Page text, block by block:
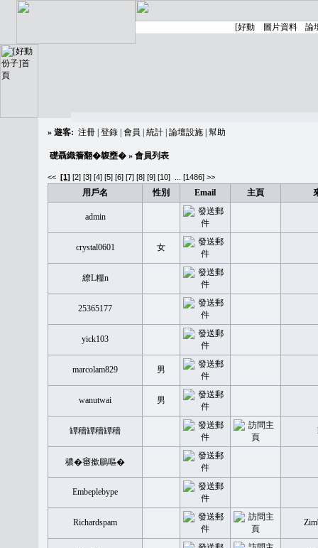
» 遊客: 注冊 登錄 會員 統計 論壇設施 幫助
礎聶織簷翻�䪖壅� » 會員列表
<< [1] [2] [3] [4] [5] [6] [7] [8] [9] [10] [1486] >>
用戶名 性別 Email 主頁
admin
crystal0601 女
繚L糧n
25365177
yick103
marcolam829 男
wanutwai 男
罈穡罈穡罈穡
穠�𤲞撳鶥嘔�
Embeplebype
Richardspam